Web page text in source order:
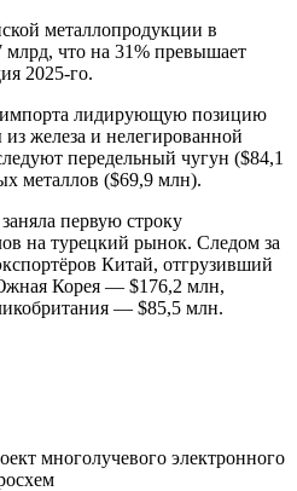
металлопродукции в
что на 31% превышает
2025-го.
лидирующую позицию
железа и нелегированной
передельный чугун ($84,1
металлов ($69,9 млн).
первую строку
на турецкий рынок. Следом за
Китай, отгрузивший
Корея — $176,2 млн,
— $85,5 млн.
многолучевого электронного